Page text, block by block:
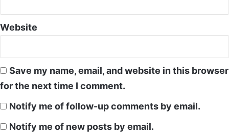
Website
Save my name, email, and website in this browser
for the next time I comment.
Notify me of follow-up comments by email.
Notify me of new posts by email.